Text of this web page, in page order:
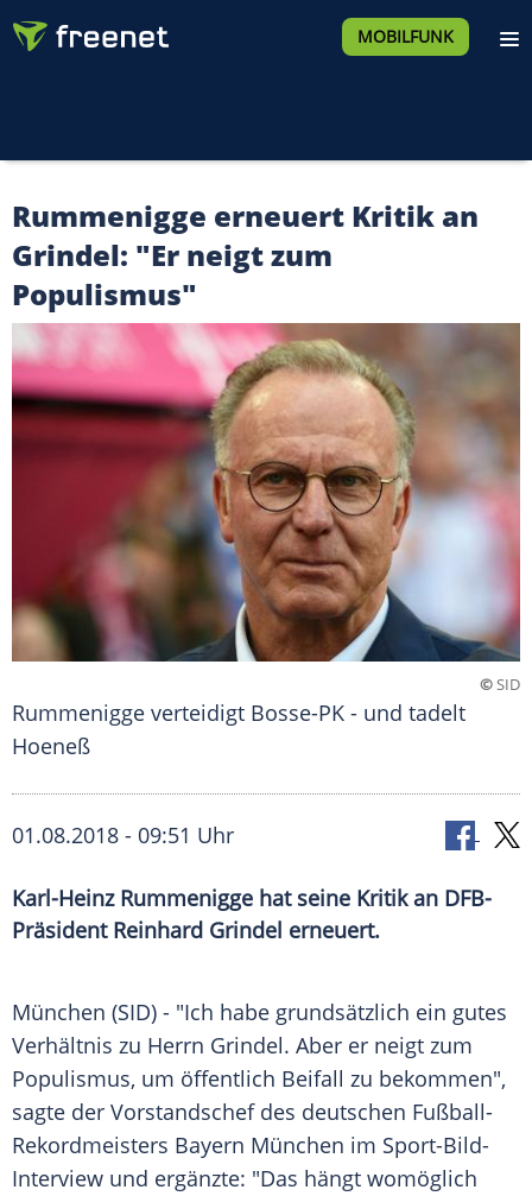
MOBILFUNK
Rummenigge erneuert Kritik an
Grindel: "Er neigt zum
Populismus"
©SID
Rummenigge verteidigt Bosse-PK - und tadelt
Hoeneß
01.08.2018 - 09:51 Uhr
Karl-Heinz Rummenigge hat seine Kritik an DFB-
Präsident Reinhard Grindel erneuert.
München (SID) - "Ich habe grundsätzlich ein gutes
Verhältnis zu Herrn Grindel. Aber er neigt zum
Populismus, um öffentlich Beifall zu bekommen",
sagte der Vorstandschef des deutschen Fußball-
Rekordmeisters Bayern München im Sport-Bild-
Interview und ergänzte: "Das hängt womöglich